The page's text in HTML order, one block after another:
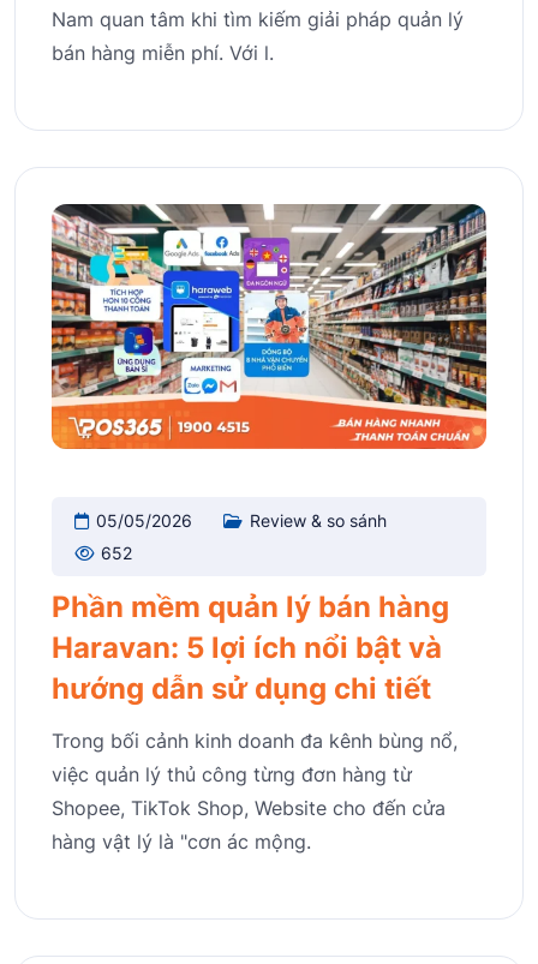
Nam quan tâm khi tìm kiếm giải pháp quản lý
bán hàng miễn phí. Với l.
05/05/2026
Review & so sánh
652
Phần mềm quản lý bán hàng
Haravan: 5 lợi ích nổi bật và
hướng dẫn sử dụng chi tiết
Trong bối cảnh kinh doanh đa kênh bùng nổ,
việc quản lý thủ công từng đơn hàng từ
Shopee, TikTok Shop, Website cho đến cửa
hàng vật lý là "cơn ác mộng.